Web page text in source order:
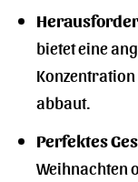
bietet eine
abbaut.
Perfektes
Weihnachten